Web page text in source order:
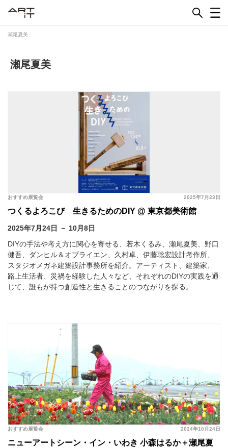
瀬尾夏美
瀬尾夏美
2025年7月23日
おすすめ展覧会
つくるよろこび 生きるためのDIY @ 東京都美術館
2025年7月24日 － 10月8日
DIYの手法や考え方に関心を寄せる、若木くるみ、瀬尾夏美、野口
健吾、ダンヒル＆オブライエン、久村卓、伊藤聡宏設計考作所、
スタジオメガネ建築設計事務所を紹介。アーティスト、建築家、
路上生活者、災禍を経験した人々など、それぞれのDIYの実践を通
じて、誰もが持つ創造性と生きることのつながりを探る。
2024年10月24日
おすすめ展覧会
ニューアートシーン・イン・いわき 小森はるか＋瀬尾夏